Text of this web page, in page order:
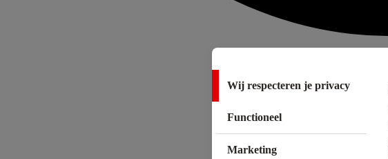
Wij respecteren je privacy
Functioneel
Marketing